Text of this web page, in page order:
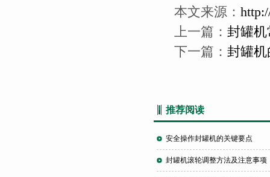
本文来源：
上一篇： 封罐
下一篇： 封罐
推荐阅读
安全操作封罐机的关键要点
封罐机滚轮调整方法及注意事项